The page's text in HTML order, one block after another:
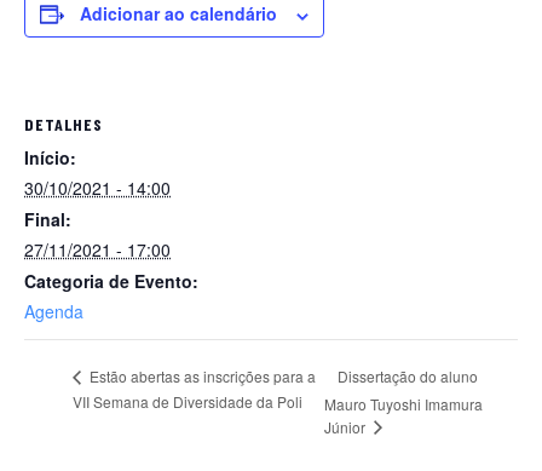
Adicionar ao calendário
DETALHES
Início:
30/10/2021 - 14:00
Final:
27/11/2021 - 17:00
Categoria de Evento:
Agenda
Estão abertas as inscrições para a
VII Semana de Diversidade da Poli
Dissertação do aluno
Mauro Tuyoshi Imamura
Júnior